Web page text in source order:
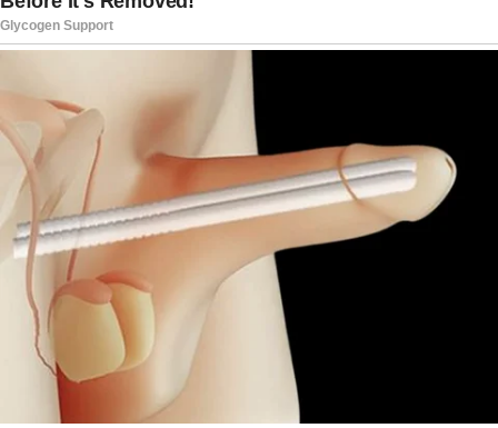
Enquanto familiares aguardam a identificação
completa das vítimas e o avanço das
investigações, o país permanece em luto diante
de mais uma tragédia que evidencia os desafios
da segurança viária. O acidente reforça a
necessidade de medidas eficazes para evitar
novos desastres e garantir viagens mais seguras
à população. A expectativa agora é que as
autoridades concluam rapidamente a apuração
das causas do ocorrido e adotem providências
capazes de impedir que episódios semelhantes
voltem a provocar perdas humanas tão